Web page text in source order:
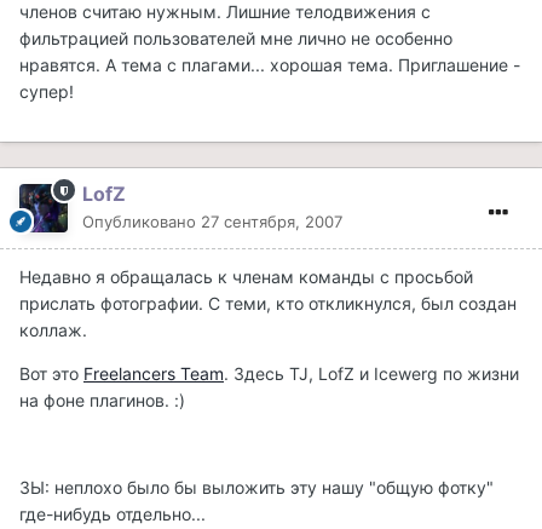
членов считаю нужным. Лишние телодвижения с
фильтрацией пользователей мне лично не особенно
нравятся. А тема с плагами... хорошая тема. Приглашение -
супер!
LofZ
Опубликовано 27 сентября, 2007
Недавно я обращалась к членам команды с просьбой
прислать фотографии. С теми, кто откликнулся, был создан
коллаж.
Вот это Freelancers Team. Здесь TJ, LofZ и Icewerg по жизни
на фоне плагинов. :)
ЗЫ: неплохо было бы выложить эту нашу "общую фотку"
где-нибудь отдельно...